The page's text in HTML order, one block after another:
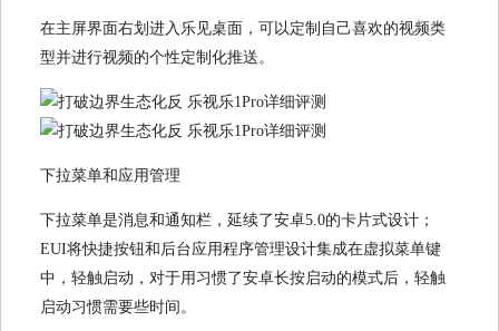
在主屏界面右划进入乐见桌面，可以定制自己喜欢的视频类
型并进行视频的个性定制化推送。
下拉菜单和应用管理
下拉菜单是消息和通知栏，延续了安卓5.0的卡片式设计；
EUI将快捷按钮和后台应用程序管理设计集成在虚拟菜单键
中，轻触启动，对于用习惯了安卓长按启动的模式后，轻触
启动习惯需要些时间。